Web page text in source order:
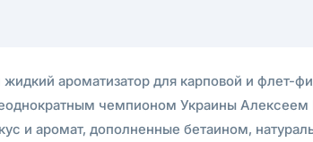
ароматизатор для карповой и
чемпионом Украины Алексеем
и аромат, дополненные бетаином,